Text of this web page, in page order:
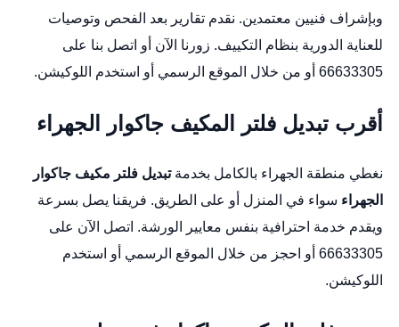
وبإشراف فنيين معتمدين. نقدم تقارير بعد الفحص وتوصيات
للعناية الدورية بنظام التكييف. زورنا الآن أو اتصل بنا على
66633305 أو من خلال
الموقع الرسمي أو استخدم اللوكيشن.
أقرب تبديل فلتر المكيف جاكوار الجهراء
نغطي منطقة الجهراء بالكامل بخدمةتبديل فلتر مكيف جاكوار
الجهراء سواء في المنزل أو على الطريق. فريقنا يصل بسرعة
ويقدم خدمة احترافية بنفس معايير الورشة. اتصل الآن على
66633305 أو احجز من خلال
الموقع الرسمي أو استخدم
اللوكيشن.